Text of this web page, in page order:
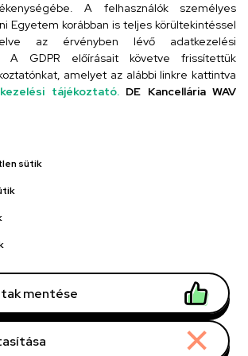
telefonkönyv
A felhasználók személyes
Egyetem korábban is teljes körültekintéssel
az érvényben lévő adatkezelési
A GDPR előírásait követve frissítettük
amelyet az alábbi linkre kattintva
tájékoztató. DE Kancellária WAV
sütik
mentése